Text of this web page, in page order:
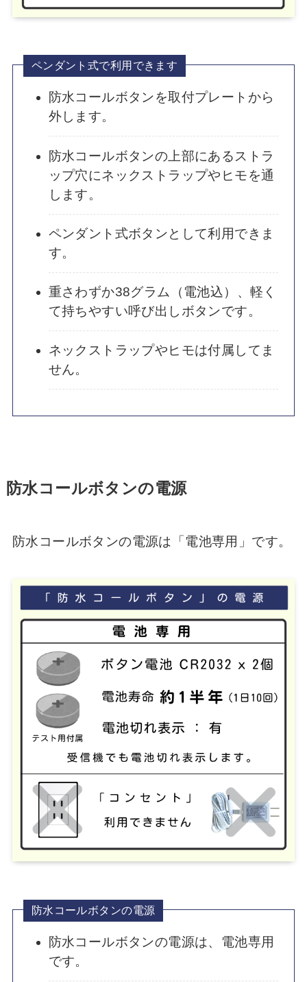
ペンダント式で利用できます
防水コールボタンを取付プレートから
外します。
防水コールボタンの上部にあるストラ
ップ穴にネックストラップやヒモを通
します。
ペンダント式ボタンとして利用できま
す。
重さわずか38グラム（電池込）、軽く
て持ちやすい呼び出しボタンです。
ネックストラップやヒモは付属してま
せん。
防水コールボタンの電源
防水コールボタンの電源は「電池専用」です。
防水コールボタンの電源
防水コールボタンの電源は、電池専用
です。